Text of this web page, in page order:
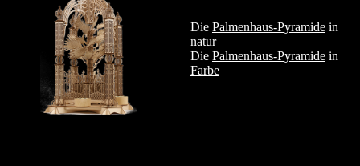
Die Palmenhaus-Pyramide in
natur
Die Palmenhaus-Pyramide in
Farbe